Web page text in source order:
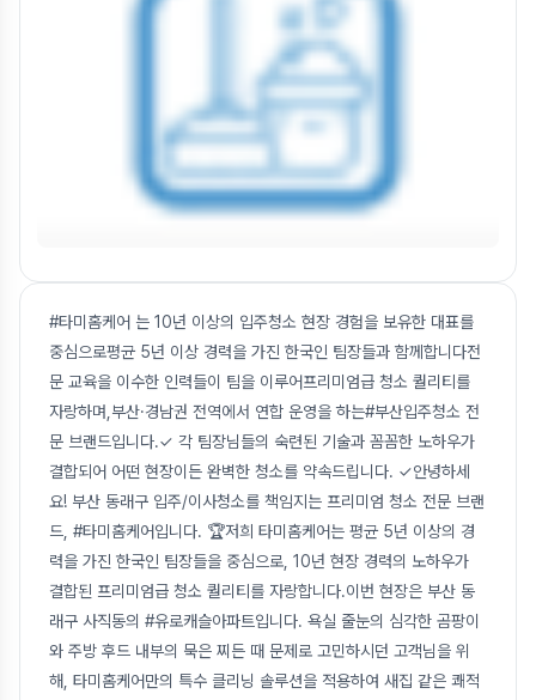
#타미홈케어 는 10년 이상의 입주청소 현장 경험을 보유한 대표를
중심으로평균 5년 이상 경력을 가진 한국인 팀장들과 함께합니다전
문 교육을 이수한 인력들이 팀을 이루어프리미엄급 청소 퀄리티를
자랑하며,부산·경남권 전역에서 연합 운영을 하는#부산입주청소 전
문 브랜드입니다.✓ 각 팀장님들의 숙련된 기술과 꼼꼼한 노하우가
결합되어 어떤 현장이든 완벽한 청소를 약속드립니다. ✓안녕하세
요! 부산 동래구 입주/이사청소를 책임지는 프리미엄 청소 전문 브랜
드, #타미홈케어입니다. 🏆저희 타미홈케어는 평균 5년 이상의 경
력을 가진 한국인 팀장들을 중심으로, 10년 현장 경력의 노하우가
결합된 프리미엄급 청소 퀄리티를 자랑합니다.이번 현장은 부산 동
래구 사직동의 #유로캐슬아파트입니다. 욕실 줄눈의 심각한 곰팡이
와 주방 후드 내부의 묵은 찌든 때 문제로 고민하시던 고객님을 위
해, 타미홈케어만의 특수 클리닝 솔루션을 적용하여 새집 같은 쾌적